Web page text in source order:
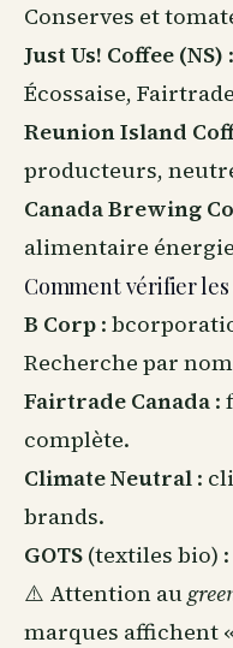
Conserves et
Just Us! Coffee (NS)
Écossaise,
Reunion Island
producteurs,
Canada Brewing
alimentaire
Comment vérifier
B Corp :
Recherche par
Fairtrade Canada :
complète.
Climate Neutral :
brands.
GOTS (textiles bio)
⚠️ Attention au
marques affichent